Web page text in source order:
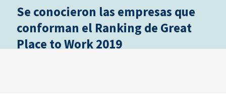
Se conocieron las empresas que
conforman el Ranking de Great
Place to Work 2019